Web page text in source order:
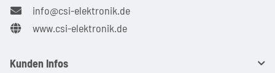
info@csi-elektronik.de
www.csi-elektronik.de
Kunden Infos